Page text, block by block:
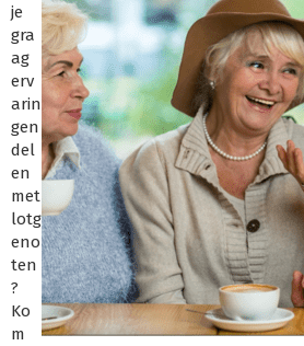
je
gra
ag
erv
arin
gen
del
en
met
lotg
eno
ten
?
Ko
m